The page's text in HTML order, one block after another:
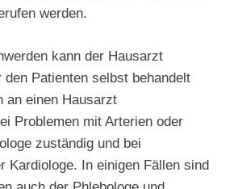
werden.
kann der Hausarzt
Patienten selbst behandelt
an einen Hausarzt
Problemen mit Arterien oder
zuständig und bei
Kardiologe. In einigen Fällen sind